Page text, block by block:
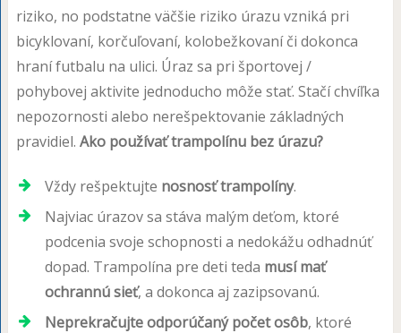
riziko, no podstatne väčšie riziko úrazu vzniká pri
bicyklovaní, korčuľovaní, kolobežkovaní či dokonca
hraní futbalu na ulici. Úraz sa pri športovej /
pohybovej aktivite jednoducho môže stať. Stačí chvíľka
nepozornosti alebo nerešpektovanie základných
pravidiel. Ako používať trampolínu bez úrazu?
Vždy rešpektujte nosnosť trampolíny.
Najviac úrazov sa stáva malým deťom, ktoré
podcenia svoje schopnosti a nedokážu odhadnúť
dopad. Trampolína pre deti teda musí mať
ochrannú sieť, a dokonca aj zazipsovanú.
Neprekračujte odporúčaný počet osôb, ktoré